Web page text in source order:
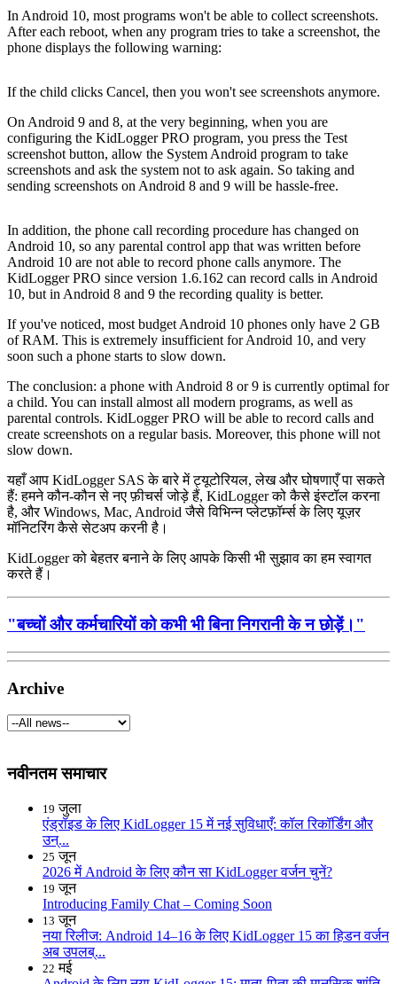
In Android 10, most programs won't be able to collect screenshots.
After each reboot, when any program tries to take a screenshot, the
phone displays the following warning:
If the child clicks Cancel, then you won't see screenshots anymore.
On Android 9 and 8, at the very beginning, when you are
configuring the KidLogger PRO program, you press the Test
screenshot button, allow the System Android program to take
screenshots and ask the system not to ask again. So taking and
sending screenshots on Android 8 and 9 will be hassle-free.
In addition, the phone call recording procedure has changed on
Android 10, so any parental control app that was written before
Android 10 are not able to record phone calls anymore. The
KidLogger PRO since version 1.6.162 can record calls in Android
10, but in Android 8 and 9 the recording quality is better.
If you've noticed, most budget Android 10 phones only have 2 GB
of RAM. This is extremely insufficient for Android 10, and very
soon such a phone starts to slow down.
The conclusion: a phone with Android 8 or 9 is currently optimal for
a child. You can install almost all modern programs, as well as
parental controls. KidLogger PRO will be able to record calls and
create screenshots on a regular basis. Moreover, this phone will not
slow down.
यहाँ आप KidLogger SAS के बारे में ट्यूटोरियल, लेख और घोषणाएँ पा सकते
हैं: हमने कौन-कौन से नए फ़ीचर्स जोड़े हैं, KidLogger को कैसे इंस्टॉल करना
है, और Windows, Mac, Android जैसे विभिन्न प्लेटफ़ॉर्म्स के लिए यूज़र
मॉनिटरिंग कैसे सेटअप करनी है।
KidLogger को बेहतर बनाने के लिए आपके किसी भी सुझाव का हम स्वागत
करते हैं।
"बच्चों और कर्मचारियों को कभी भी बिना निगरानी के न छोड़ें।"
Archive
नवीनतम समाचार
19 जुला
एंड्रॉइड के लिए KidLogger 15 में नई सुविधाएँ: कॉल रिकॉर्डिंग और
उन्...
25 जून
2026 में Android के लिए कौन सा KidLogger वर्जन चुनें?
19 जून
Introducing Family Chat – Coming Soon
13 जून
नया रिलीज: Android 14–16 के लिए KidLogger 15 का हिडन वर्जन
अब उपलब्...
22 मई